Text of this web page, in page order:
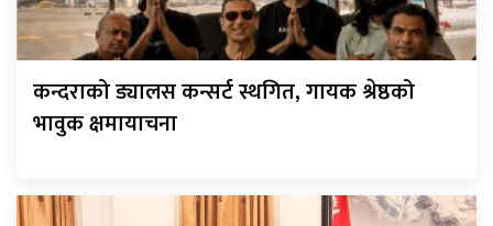
कन्दराको ड्यालस कन्सर्ट स्थगित, गायक श्रेष्ठको
भावुक क्षमायाचना